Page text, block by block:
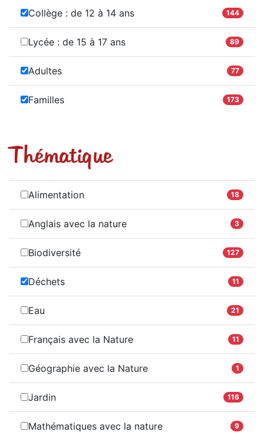
Collège : de 12 à 14 ans 144
Lycée : de 15 à 17 ans 89
Adultes 77
Familles 173
Thématique
Alimentation 18
Anglais avec la nature 3
Biodiversité 127
Déchets 11
Eau 21
Français avec la Nature 11
Géographie avec la Nature 1
Jardin 116
Mathématiques avec la nature 9